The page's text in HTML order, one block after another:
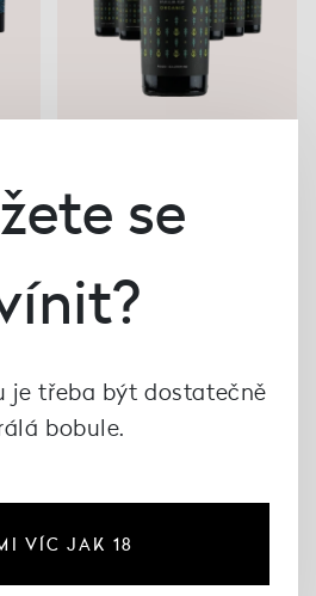
125 BIOLOGICO
Salentini
1 344 Kč
se
je třeba být dostatečně
bobule.
VÍC JAK 18